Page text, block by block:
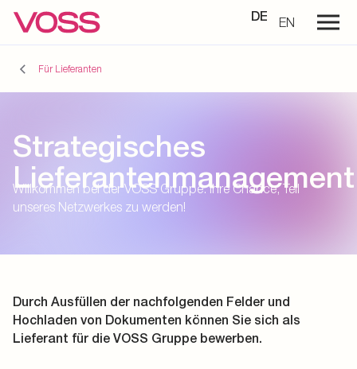
DE EN
Für Lieferanten
Strategisches
Lieferantenmanagement
Willkommen bei der VOSS Gruppe: Ihre Chance, Teil
unseres Netzwerkes zu werden!
Durch Ausfüllen der nachfolgenden Felder und
Hochladen von Dokumenten können Sie sich als
Lieferant für die VOSS Gruppe bewerben.